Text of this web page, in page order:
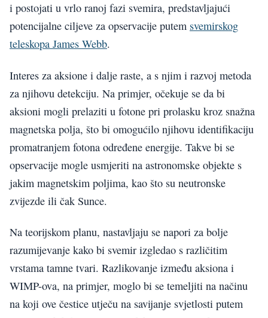
i postojati u vrlo ranoj fazi svemira, predstavljajući
potencijalne ciljeve za opservacije putem svemirskog
teleskopa James Webb.
Interes za aksione i dalje raste, a s njim i razvoj metoda
za njihovu detekciju. Na primjer, očekuje se da bi
aksioni mogli prelaziti u fotone pri prolasku kroz snažna
magnetska polja, što bi omogućilo njihovu identifikaciju
promatranjem fotona određene energije. Takve bi se
opservacije mogle usmjeriti na astronomske objekte s
jakim magnetskim poljima, kao što su neutronske
zvijezde ili čak Sunce.
Na teorijskom planu, nastavljaju se napori za bolje
razumijevanje kako bi svemir izgledao s različitim
vrstama tamne tvari. Razlikovanje između aksiona i
WIMP-ova, na primjer, moglo bi se temeljiti na načinu
na koji ove čestice utječu na savijanje svjetlosti putem